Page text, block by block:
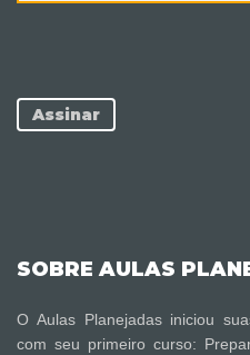
SOBRE AULAS
O Aulas Planejadas iniciou
com seu primeiro curso: